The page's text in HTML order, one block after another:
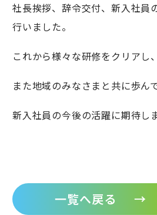
社長挨拶、辞令交付、新入社員
行いました。
これから様々な研修をクリアし
また地域のみなさまと共に歩ん
新入社員の今後の活躍に期待し
一覧へ戻る →